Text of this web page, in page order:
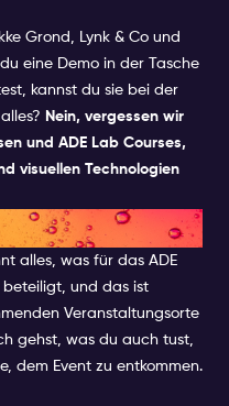
Grond, Lynk & Co und
eine Demo in der Tasche
kannst du sie bei der
Nein, vergessen wir
und ADE Lab Courses,
visuellen Technologien
alles, was für das ADE
beteiligt, und das ist
Veranstaltungsorte
gehst, was du auch tust,
dem Event zu entkommen.